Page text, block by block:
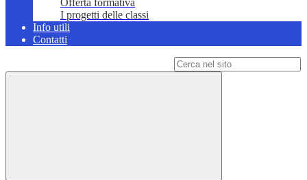
Offerta formativa
I progetti delle classi
Info utili
Contatti